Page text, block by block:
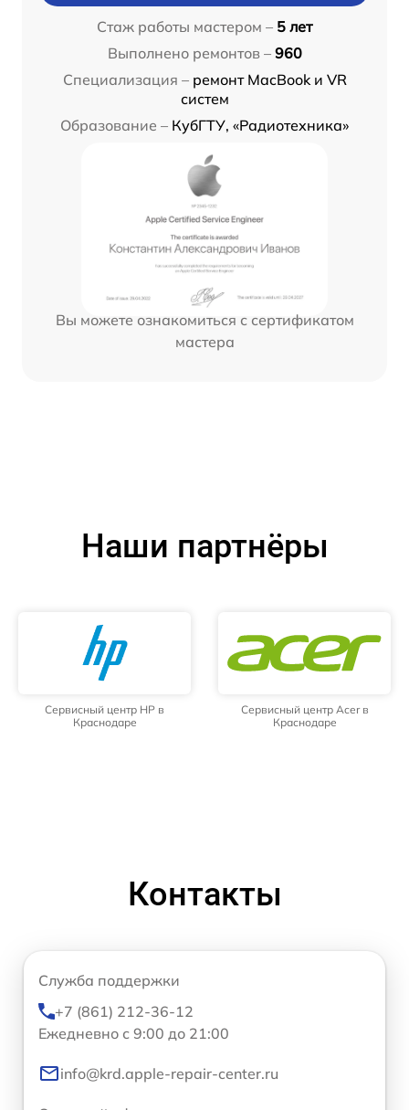
Стаж работы мастером – 5 лет
Выполнено ремонтов – 960
Специализация – ремонт MacBook и VR
систем
Образование – КубГТУ, «Радиотехника»
Вы можете ознакомиться с сертификатом
мастера
Наши партнёры
Сервисный центр HP в
Краснодаре
Сервисный центр Acer в
Краснодаре
Контакты
Служба поддержки
+7 (861) 212-36-12
Ежедневно с 9:00 до 21:00
info@krd.apple-repair-center.ru